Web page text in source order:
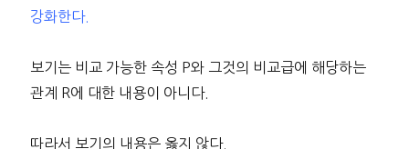
강화한다.
보기는 비교 가능한 속성 P와 그것의 비교급에 해당하는
관계 R에 대한 내용이 아니다.
따라서 보기의 내용은 옳지 않다.